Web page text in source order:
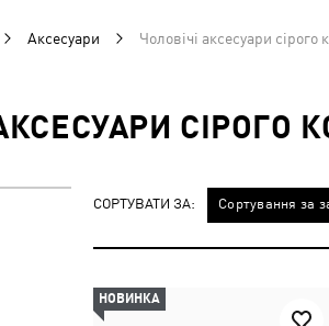
Аксесуари Чоловічі аксесуари сірого
СІРОГО
СОРТУВАТИ ЗА: Сортування за
НОВИНКА